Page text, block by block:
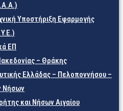
Υποστήριξη Εφαρμογής
ΕΠ
– Θράκης
Ελλάδας – Πελοποννήσου –
Νήσων
και Νήσων Αιγαίου